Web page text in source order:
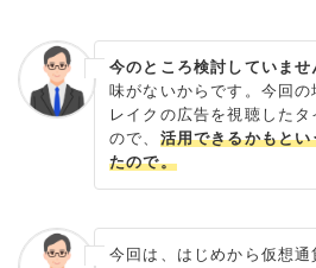
今のところ検討していませ
味がないからです。今回の
レイクの広告を視聴した
ので、 活用できるかもと
たので。
今回は、はじめから仮想